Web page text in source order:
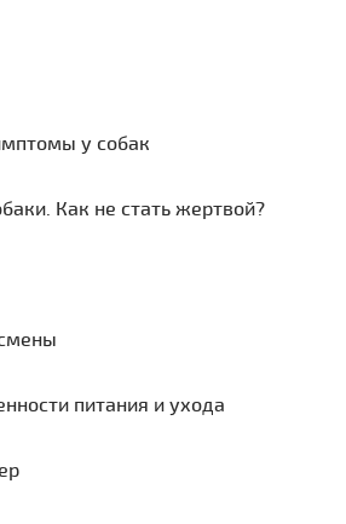
у собак
Как не стать жертвой?
питания и ухода